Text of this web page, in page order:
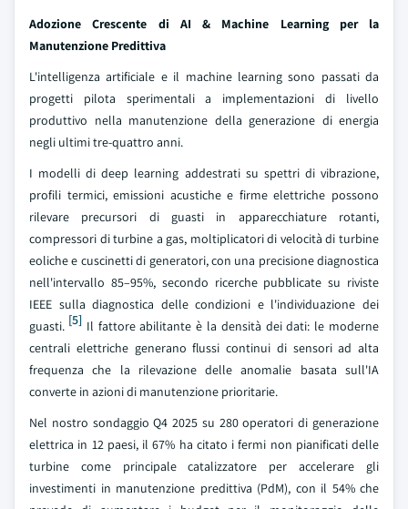
Adozione Crescente di AI & Machine Learning per la
Manutenzione Predittiva
L'intelligenza artificiale e il machine learning sono passati da
progetti pilota sperimentali a implementazioni di livello
produttivo nella manutenzione della generazione di energia
negli ultimi tre-quattro anni.
I modelli di deep learning addestrati su spettri di vibrazione,
profili termici, emissioni acustiche e firme elettriche possono
rilevare precursori di guasti in apparecchiature rotanti,
compressori di turbine a gas, moltiplicatori di velocità di turbine
eoliche e cuscinetti di generatori, con una precisione diagnostica
nell'intervallo 85–95%, secondo ricerche pubblicate su riviste
IEEE sulla diagnostica delle condizioni e l'individuazione dei
guasti. [5] Il fattore abilitante è la densità dei dati: le moderne
centrali elettriche generano flussi continui di sensori ad alta
frequenza che la rilevazione delle anomalie basata sull'IA
converte in azioni di manutenzione prioritarie.
Nel nostro sondaggio Q4 2025 su 280 operatori di generazione
elettrica in 12 paesi, il 67% ha citato i fermi non pianificati delle
turbine come principale catalizzatore per accelerare gli
investimenti in manutenzione predittiva (PdM), con il 54% che